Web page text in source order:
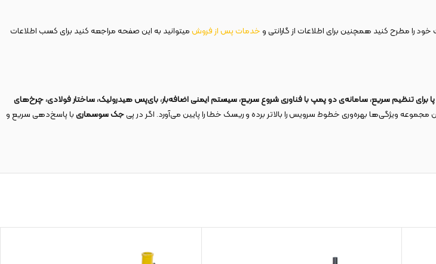
خود را مطرح کنید همچنین برای اطلاعات از گارانتی وخدمات پس از فروشمیتوانید به این صفحه مراجعه کنید برای کسب اطلاعات
برای تنظیم سریع، سامانه‌ی دو پمپ با فناوری شروع سریع، سیستم ایمنی اضافه‌بار، بای‌پس هیدرولیک، ساختار فولادی، چرخ‌های
مجموعه ویژگی‌ها بهره‌وری خطوط سرویس را بالاتر برده و ریسک خطا را پایین می‌آورد. اگر در پیجک سوسماریبا پاسخ‌دهی سریع و